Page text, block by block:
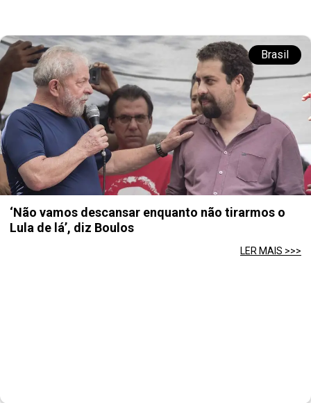
Brasil
‘Não vamos descansar enquanto não tirarmos o
Lula de lá’, diz Boulos
LER MAIS >>>